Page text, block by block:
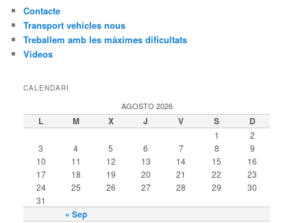
r
Contacte
Transport vehicles nous
Treballem amb les màximes dificultats
Videos
CALENDARI
AGOSTO 2026
L M X J V S D
« Sep
1
2
3
4 5 6 7 8
9
10
11 12 13 14 15
16
17
18 19 20 21 22
23
24
25 26 27 28 29
30
31